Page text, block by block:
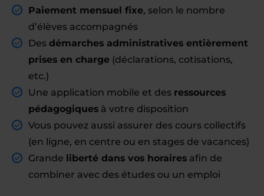
Paiement mensuel fixe, selon le nombre
d’élèves accompagnés
Des démarches administratives entièrement
prises en charge (déclarations, cotisations,
etc.)
Une application mobile et des ressources
pédagogiques à votre disposition
Vous pouvez aussi assurer des cours collectifs
(en ligne, en centre ou en stages de vacances)
Grande liberté dans vos horaires afin de
combiner avec des études ou un emploi